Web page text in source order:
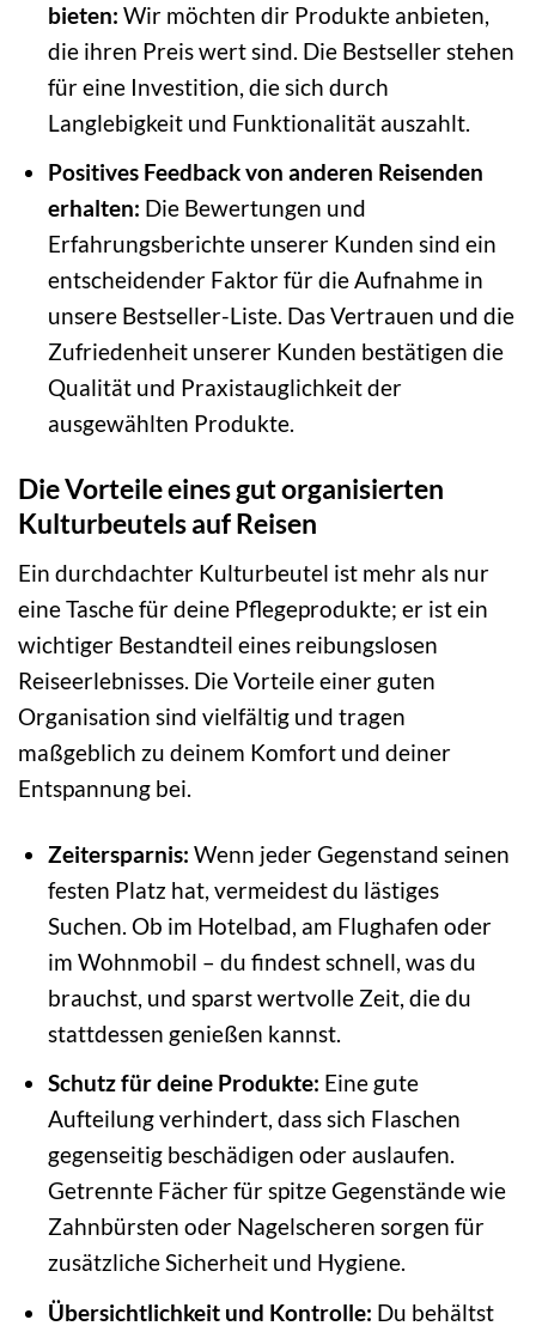
bieten: Wir möchten dir Produkte anbieten,
die ihren Preis wert sind. Die Bestseller stehen
für eine Investition, die sich durch
Langlebigkeit und Funktionalität auszahlt.
Positives Feedback von anderen Reisenden
erhalten: Die Bewertungen und
Erfahrungsberichte unserer Kunden sind ein
entscheidender Faktor für die Aufnahme in
unsere Bestseller-Liste. Das Vertrauen und die
Zufriedenheit unserer Kunden bestätigen die
Qualität und Praxistauglichkeit der
ausgewählten Produkte.
Die Vorteile eines gut organisierten
Kulturbeutels auf Reisen
Ein durchdachter Kulturbeutel ist mehr als nur
eine Tasche für deine Pflegeprodukte; er ist ein
wichtiger Bestandteil eines reibungslosen
Reiseerlebnisses. Die Vorteile einer guten
Organisation sind vielfältig und tragen
maßgeblich zu deinem Komfort und deiner
Entspannung bei.
Zeitersparnis: Wenn jeder Gegenstand seinen
festen Platz hat, vermeidest du lästiges
Suchen. Ob im Hotelbad, am Flughafen oder
im Wohnmobil – du findest schnell, was du
brauchst, und sparst wertvolle Zeit, die du
stattdessen genießen kannst.
Schutz für deine Produkte: Eine gute
Aufteilung verhindert, dass sich Flaschen
gegenseitig beschädigen oder auslaufen.
Getrennte Fächer für spitze Gegenstände wie
Zahnbürsten oder Nagelscheren sorgen für
zusätzliche Sicherheit und Hygiene.
Übersichtlichkeit und Kontrolle: Du behältst